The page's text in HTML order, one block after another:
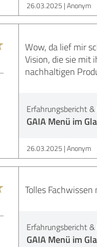
26.03.2025 Anonym
Wow, da lief mir
Vision, die sie mit
nachhaltigen
Erfahrungsbericht
GAIA Menü im
26.03.2025 Anonym
Tolles
Erfahrungsbericht
GAIA Menü im